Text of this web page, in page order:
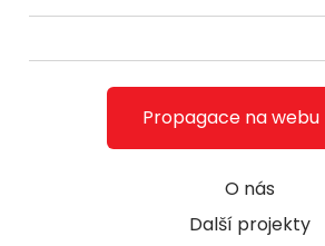
O nás
Další projekty
Propagace na webu